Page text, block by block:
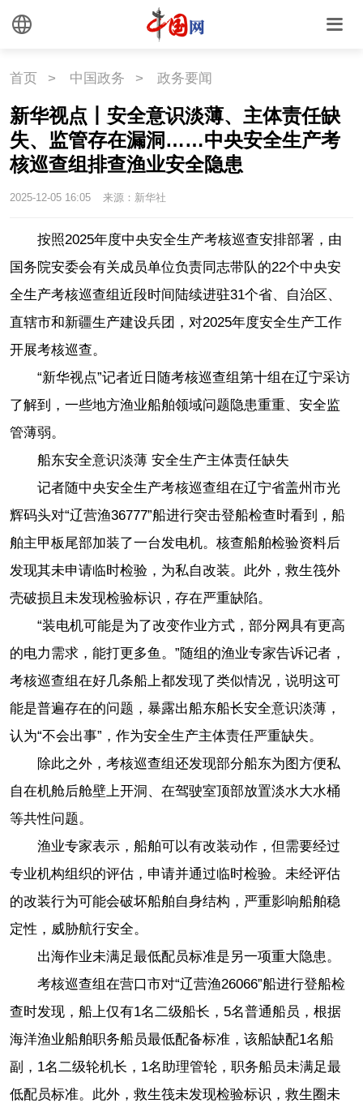
首页 > 中国政务 > 政务要闻
新华视点丨安全意识淡薄、主体责任缺
失、监管存在漏洞……中央安全生产考
核巡查组排查渔业安全隐患
2025-12-05 16:05 来源：新华社
按照2025年度中央安全生产考核巡查安排部署，由
国务院安委会有关成员单位负责同志带队的22个中央安
全生产考核巡查组近段时间陆续进驻31个省、自治区、
直辖市和新疆生产建设兵团，对2025年度安全生产工作
开展考核巡查。
“新华视点”记者近日随考核巡查组第十组在辽宁采访
了解到，一些地方渔业船舶领域问题隐患重重、安全监
管薄弱。
船东安全意识淡薄 安全生产主体责任缺失
记者随中央安全生产考核巡查组在辽宁省盖州市光
辉码头对“辽营渔36777”船进行突击登船检查时看到，船
舶主甲板尾部加装了一台发电机。核查船舶检验资料后
发现其未申请临时检验，为私自改装。此外，救生筏外
壳破损且未发现检验标识，存在严重缺陷。
“装电机可能是为了改变作业方式，部分网具有更高
的电力需求，能打更多鱼。”随组的渔业专家告诉记者，
考核巡查组在好几条船上都发现了类似情况，说明这可
能是普遍存在的问题，暴露出船东船长安全意识淡薄，
认为“不会出事”，作为安全生产主体责任严重缺失。
除此之外，考核巡查组还发现部分船东为图方便私
自在机舱后舱壁上开洞、在驾驶室顶部放置淡水大水桶
等共性问题。
渔业专家表示，船舶可以有改装动作，但需要经过
专业机构组织的评估，申请并通过临时检验。未经评估
的改装行为可能会破坏船舶自身结构，严重影响船舶稳
定性，威胁航行安全。
出海作业未满足最低配员标准是另一项重大隐患。
考核巡查组在营口市对“辽营渔26066”船进行登船检
查时发现，船上仅有1名二级船长，5名普通船员，根据
海洋渔业船舶职务船员最低配备标准，该船缺配1名船
副，1名二级轮机长，1名助理管轮，职务船员未满足最
低配员标准。此外，救生筏未发现检验标识，救生圈未